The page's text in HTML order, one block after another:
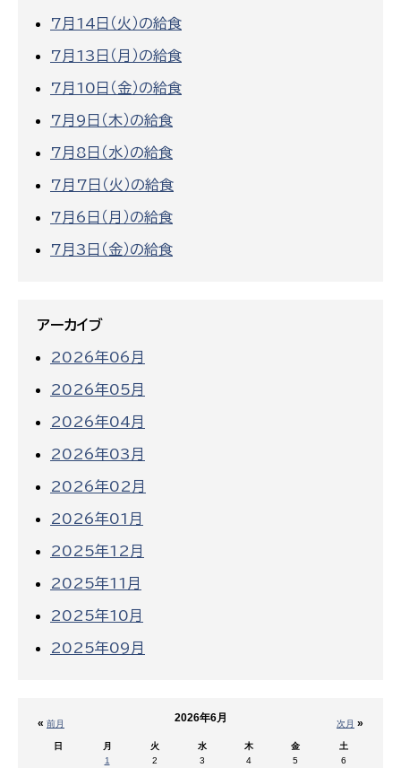
7月14日（火）の給食
7月13日（月）の給食
7月10日（金）の給食
7月9日（木）の給食
7月8日（水）の給食
7月7日（火）の給食
7月6日（月）の給食
7月3日（金）の給食
アーカイブ
2026年06月
2026年05月
2026年04月
2026年03月
2026年02月
2026年01月
2025年12月
2025年11月
2025年10月
2025年09月
« 前月 次月 »
2026年6月
日 月 火 水 木 金
土
1
2 3 4 5 6